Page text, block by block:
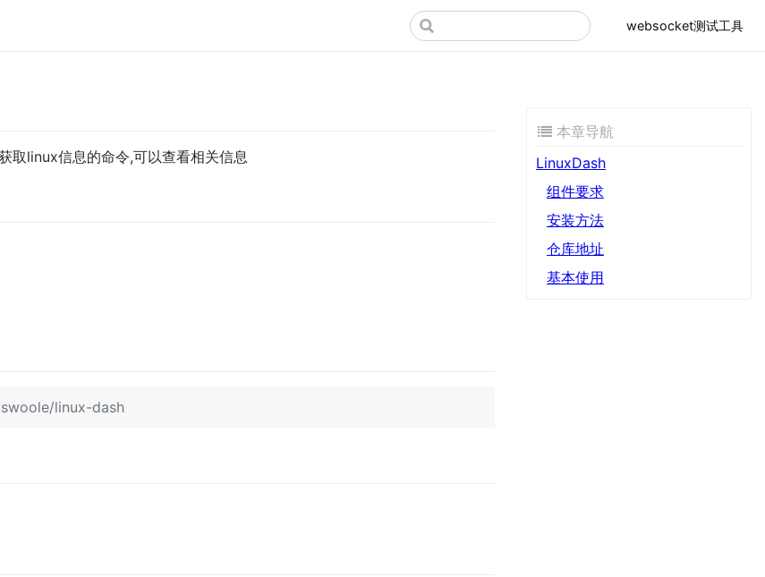
websocket测试工具
取linux信息的命令,可以查看相关信息
linux-dash
本章导航
LinuxDash
组件要求
安装方法
仓库地址
基本使用